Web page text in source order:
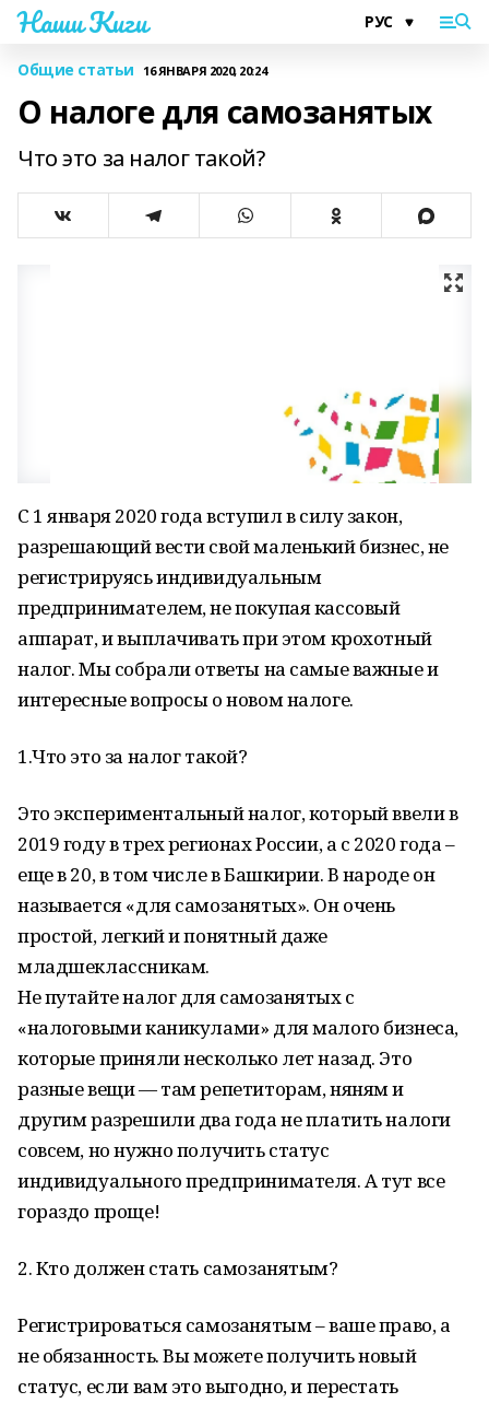
Наши Киги
Общие статьи 16 ЯНВАРЯ 2020, 20:24
О налоге для самозанятых
Что это за налог такой?
С 1 января 2020 года вступил в силу закон,
разрешающий вести свой маленький бизнес, не
регистрируясь индивидуальным
предпринимателем, не покупая кассовый
аппарат, и выплачивать при этом крохотный
налог. Мы собрали ответы на самые важные и
интересные вопросы о новом налоге.
1.Что это за налог такой?
Это экспериментальный налог, который ввели в
2019 году в трех регионах России, а с 2020 года –
еще в 20, в том числе в Башкирии. В народе он
называется «для самозанятых». Он очень
простой, легкий и понятный даже
младшеклассникам.
Не путайте налог для самозанятых с
«налоговыми каникулами» для малого бизнеса,
которые приняли несколько лет назад. Это
разные вещи — там репетиторам, няням и
другим разрешили два года не платить налоги
совсем, но нужно получить статус
индивидуального предпринимателя. А тут все
гораздо проще!
2. Кто должен стать самозанятым?
Регистрироваться самозанятым – ваше право, а
не обязанность. Вы можете получить новый
статус, если вам это выгодно, и перестать